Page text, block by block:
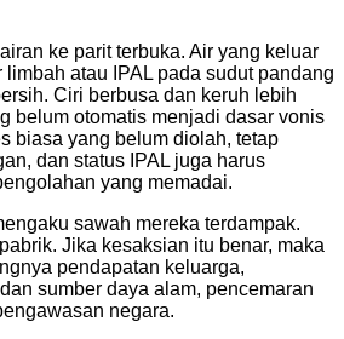
ke parit terbuka. Air yang keluar
atau IPAL pada sudut pandang
Ciri berbusa dan keruh lebih
belum otomatis menjadi dasar vonis
biasa yang belum diolah, tetap
dan status IPAL juga harus
yang memadai.
sawah mereka terdampak.
Jika kesaksian itu benar, maka
pendapatan keluarga,
sumber daya alam, pencemaran
negara.